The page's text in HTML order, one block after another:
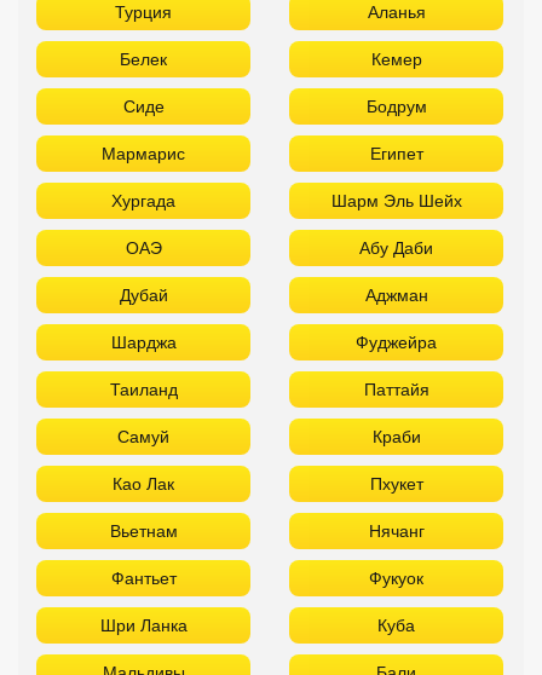
Турция Аланья
Белек Кемер
Сиде Бодрум
Мармарис Египет
Хургада Шарм Эль Шейх
ОАЭ Абу Даби
Дубай Аджман
Шарджа Фуджейра
Таиланд Паттайя
Самуй Краби
Као Лак Пхукет
Вьетнам Нячанг
Фантьет Фукуок
Шри Ланка Куба